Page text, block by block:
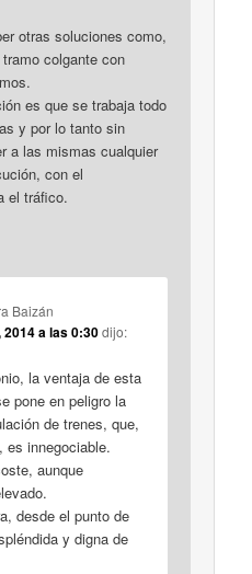
otras soluciones como,
colgante con
es que se trabaja todo
y por lo tanto sin
a las mismas cualquier
con el
el tráfico.
Baizán
2014 a las 0:30 dijo:
la ventaja de esta
pone en peligro la
de trenes, que,
es innegociable.
aunque
desde el punto de
y digna de